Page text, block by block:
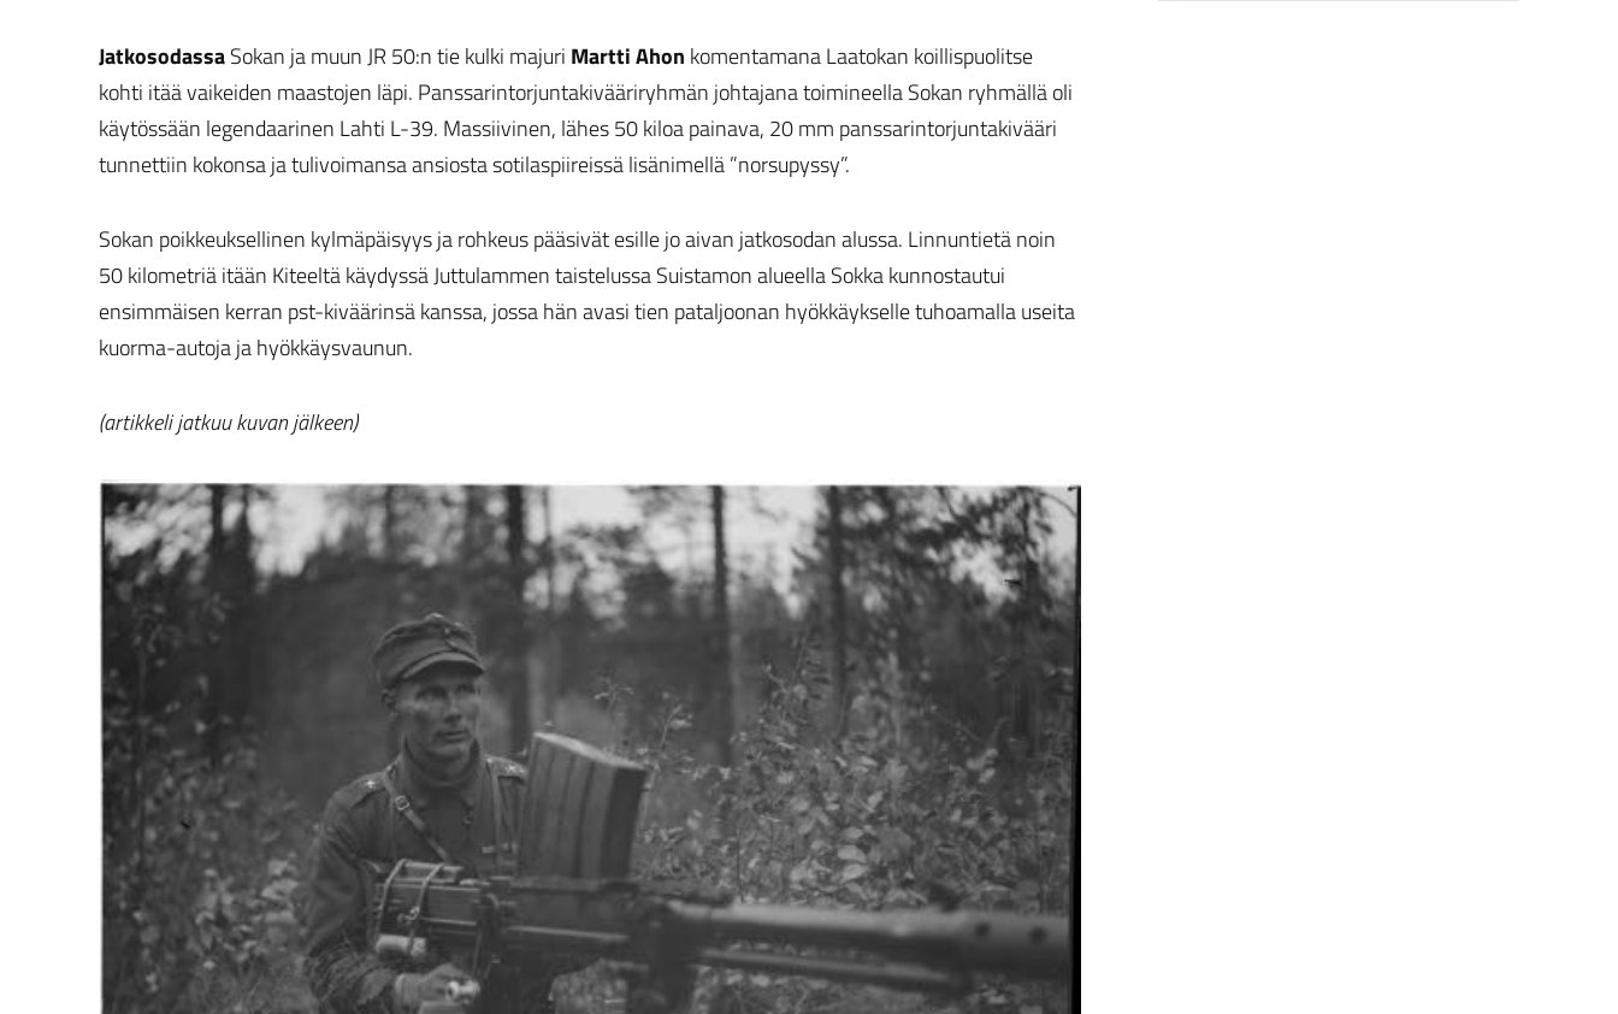
JatkosodassaSokan ja muun JR 50:n tie kulki majuri Martti Ahon komentamana Laatokan koillispuolitse
kohti itää vaikeiden maastojen läpi. Panssarintorjuntakivääriryhmän johtajana toimineella Sokan ryhmällä oli
käytössään legendaarinen Lahti L-39. Massiivinen, lähes 50 kiloa painava, 20 mm panssarintorjuntakivääri
tunnettiin kokonsa ja tulivoimansa ansiosta sotilaspiireissä lisänimellä ”norsupyssy”.
Sokan poikkeuksellinen kylmäpäisyys ja rohkeus pääsivät esille jo aivan jatkosodan alussa. Linnuntietä noin
50 kilometriä itään Kiteeltä käydyssä Juttulammen taistelussa Suistamon alueella Sokka kunnostautui
ensimmäisen kerran pst-kiväärinsä kanssa, jossa hän avasi tien pataljoonan hyökkäykselle tuhoamalla useita
kuorma-autoja ja hyökkäysvaunun.
(artikkeli jatkuu kuvan jälkeen)